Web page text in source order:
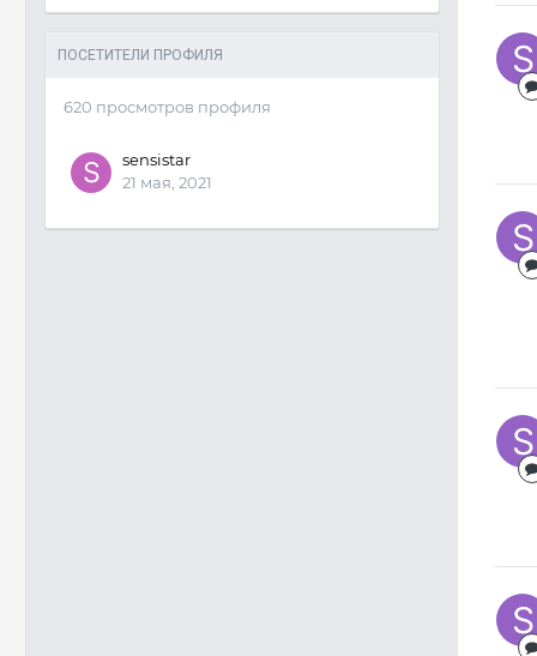
ПОСЕТИТЕЛИ ПРОФИЛЯ
620 просмотров профиля
sensistar
21 мая, 2021